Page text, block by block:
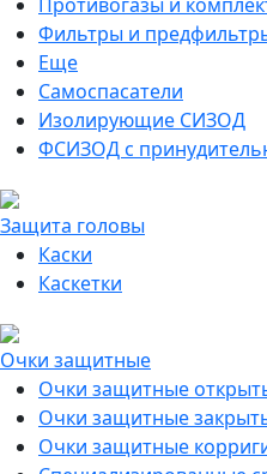
Фильтры и
Еще
Самоспасатели
Изолирующие СИЗОД
ФСИЗОД с
Защита головы
Каски
Каскетки
Очки защитные
Очки защитные
Очки защитные
Очки защитные